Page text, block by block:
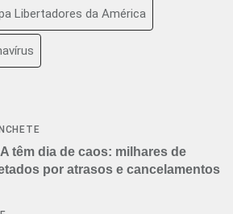
Libertadores da América
têm dia de caos: milhares de
por atrasos e cancelamentos